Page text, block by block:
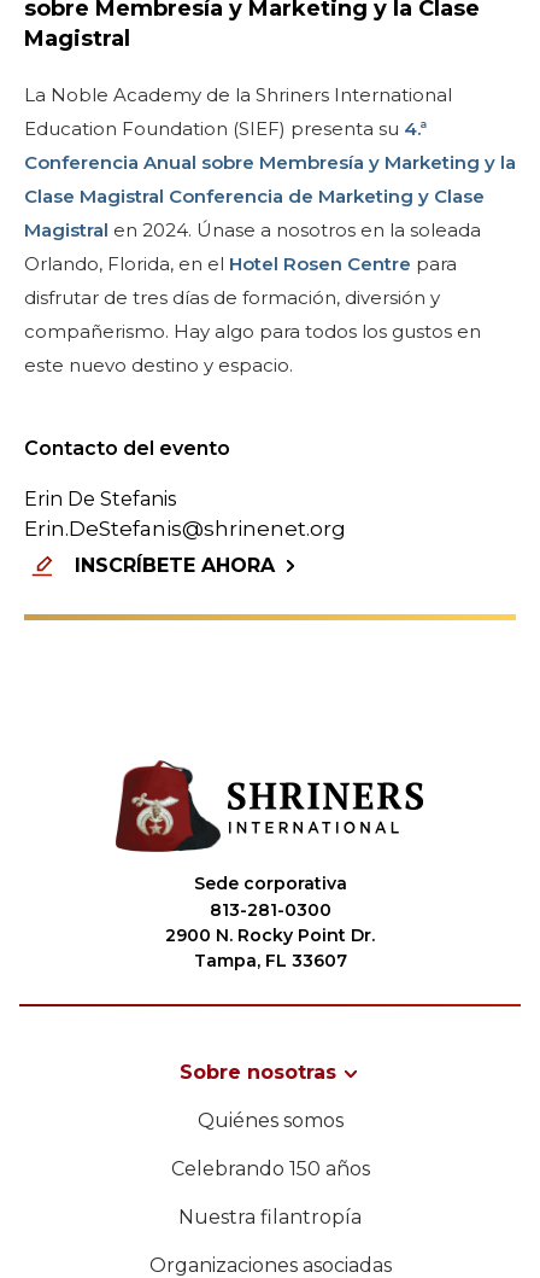
sobre Membresía y Marketing y la Clase
Magistral
La Noble Academy de la Shriners International
Education Foundation (SIEF) presenta su 4.ª
Conferencia Anual sobre Membresía y Marketing y la
Clase Magistral Conferencia de Marketing y Clase
Magistral en 2024. Únase a nosotros en la soleada
Orlando, Florida, en el Hotel Rosen Centre para
disfrutar de tres días de formación, diversión y
compañerismo. Hay algo para todos los gustos en
este nuevo destino y espacio.
Contacto del evento
Erin De Stefanis
Erin.DeStefanis@shrinenet.org
INSCRÍBETE AHORA
Sede corporativa
813-281-0300
2900 N. Rocky Point Dr.
Tampa, FL 33607
Sobre nosotras
Quiénes somos
Celebrando 150 años
Nuestra filantropía
Organizaciones asociadas